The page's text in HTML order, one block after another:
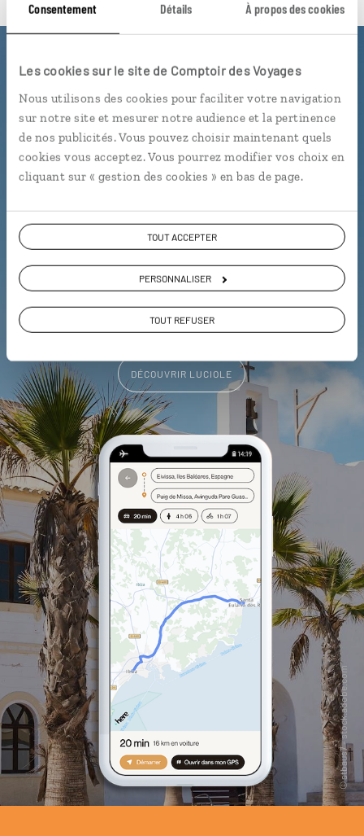
Consentement Détails À propos des cookies
Les cookies sur le site de Comptoir des Voyages
Nous utilisons des cookies pour faciliter votre navigation
sur notre site et mesurer notre audience et la pertinence
de nos publicités. Vous pouvez choisir maintenant quels
cookies vous acceptez. Vous pourrez modifier vos choix en
cliquant sur « gestion des cookies » en bas de page.
TOUT ACCEPTER
PERSONNALISER
TOUT REFUSER
Luciole,
l'appli qui vous guide dans les
Îles Baléares
L’itinéraire vers votre villa en 1
Les plus belles plages et criques
géolocalisées
L'album souvenirs à composer
vous-même
DÉCOUVRIR LUCIOLE